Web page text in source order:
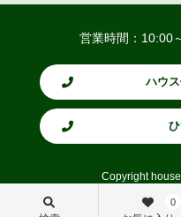
営業時間：10:00
ハウ
Copyright
0